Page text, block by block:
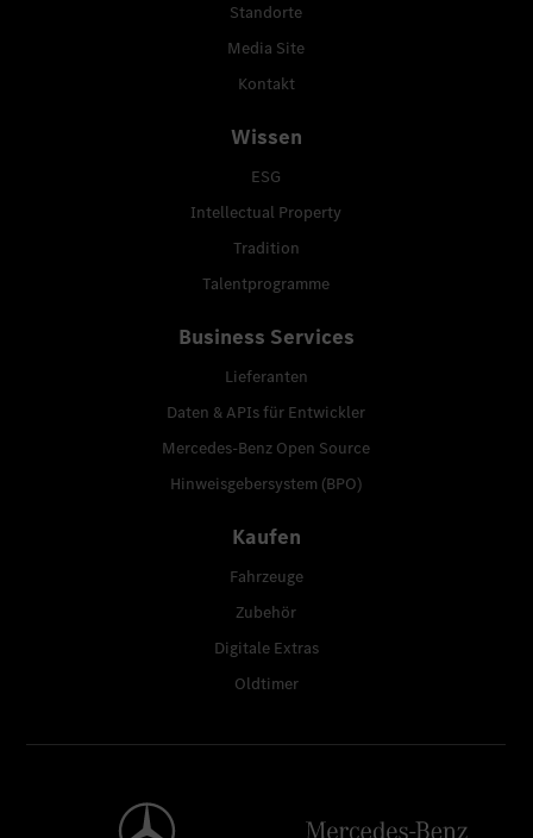
Standorte
Media Site
Kontakt
Wissen
ESG
Intellectual Property
Tradition
Talentprogramme
Business Services
Lieferanten
Daten & APIs für Entwickler
Mercedes-Benz Open Source
Hinweisgebersystem (BPO)
Kaufen
Fahrzeuge
Zubehör
Digitale Extras
Oldtimer